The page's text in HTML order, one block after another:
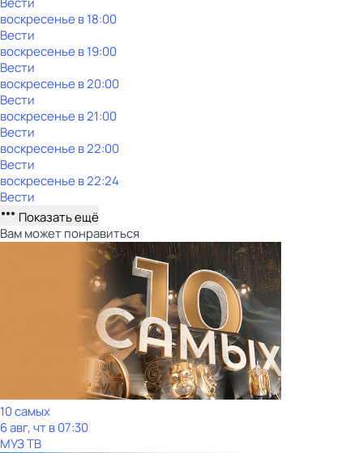
воскресенье в18:00
Вести
воскресенье в19:00
Вести
воскресенье в20:00
Вести
воскресенье в21:00
Вести
воскресенье в22:00
Вести
воскресенье в22:24
Вести
Показать ещё
Вам может понравиться
10 самых
6 авг, чт в 07:30
МУЗ ТВ